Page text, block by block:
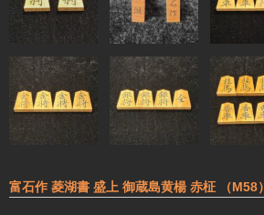
富石作 菱湖書 盛上 御蔵島黄楊 赤柾 （M58）